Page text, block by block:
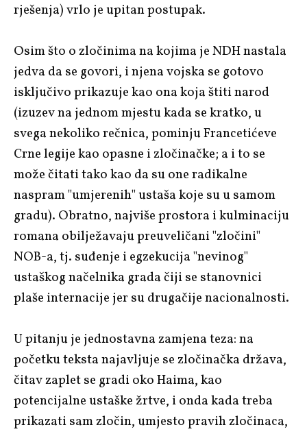
rješenja) vrlo je upitan postupak.
Osim što o zločinima na kojima je NDH nastala
jedva da se govori, i njena vojska se gotovo
isključivo prikazuje kao ona koja štiti narod
(izuzev na jednom mjestu kada se kratko, u
svega nekoliko rečnica, pominju Francetićeve
Crne legije kao opasne i zločinačke; a i to se
može čitati tako kao da su one radikalne
naspram "umjerenih" ustaša koje su u samom
gradu). Obratno, najviše prostora i kulminaciju
romana obilježavaju preuveličani "zločini"
NOB-a, tj. suđenje i egzekucija "nevinog"
ustaškog načelnika grada čiji se stanovnici
plaše internacije jer su drugačije nacionalnosti.
U pitanju je jednostavna zamjena teza: na
početku teksta najavljuje se zločinačka država,
čitav zaplet se gradi oko Haima, kao
potencijalne ustaške žrtve, i onda kada treba
prikazati sam zločin, umjesto pravih zločinaca,